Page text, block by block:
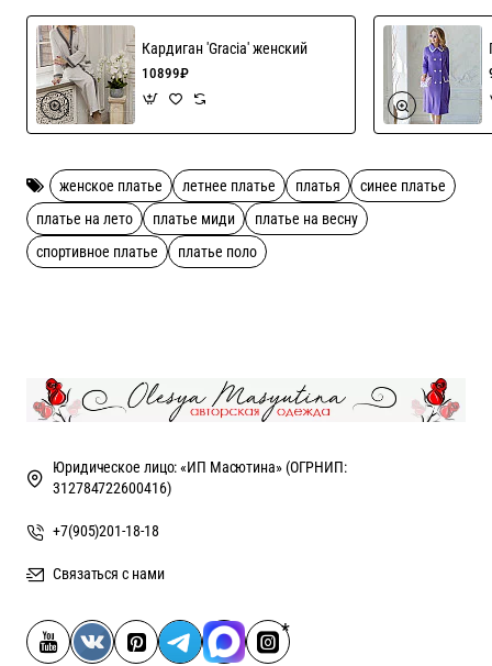
Состав 80% хлопок, 15% полиэстер, 5% эластан!
Кардиган 'Gracia' женский
10899₽
женское платье летнее платье платья
синее платье
платье на лето
платье миди
платье на весну
спортивное платье
платье поло
Юридическое лицо: «ИП Масютина» (ОГРНИП:
312784722600416)
+7(905)201-18-18
Связаться с нами